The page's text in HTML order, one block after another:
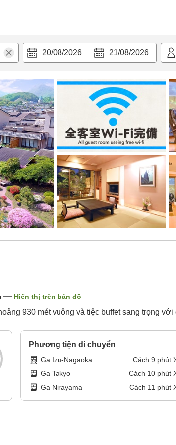
20/08/2026 21/08/2026
nghi
Hiển thị trên bản đồ
930 mét vuông và tiệc buffet sang trọng
Phương tiện di chuyển
Ga Izu-Nagaoka Cách 9 phút
Ga Takyo
Cách 10phút
Ga Nirayama
Cách 11 phút